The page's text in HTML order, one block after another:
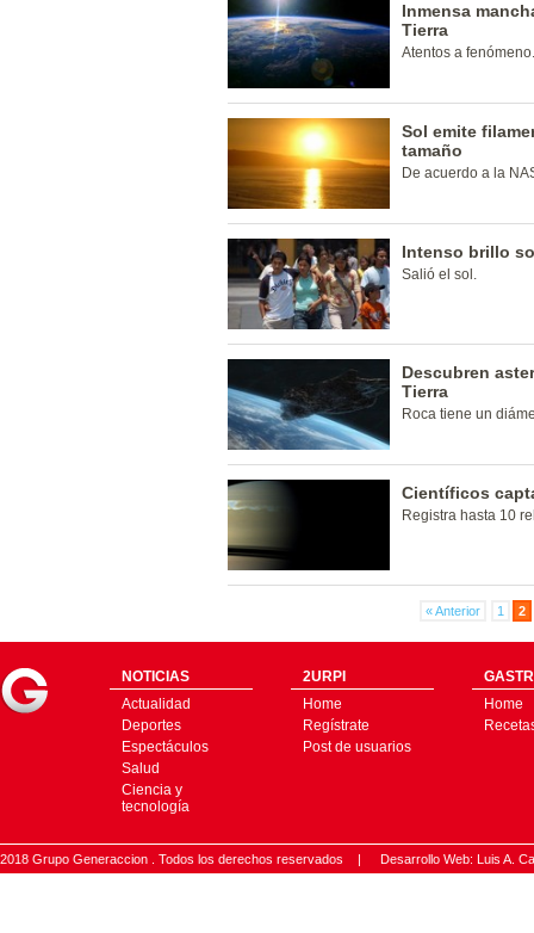
Inmensa
Tierra
Atentos a fenómeno.
Sol emite
tamaño
De acuerdo a la
Intenso brillo
Salió el sol.
Descubren
Tierra
Roca tiene un
Científicos
Registra hasta 10
« Anterior 1 2
NOTICIAS
Actualidad
Deportes
Espectáculos
Salud
Ciencia y
tecnología
2URPI
Home
Regístrate
Post de usuarios
Home
2018 Grupo Generaccion . Todos los derechos reservados | Desarrollo Web: Luis